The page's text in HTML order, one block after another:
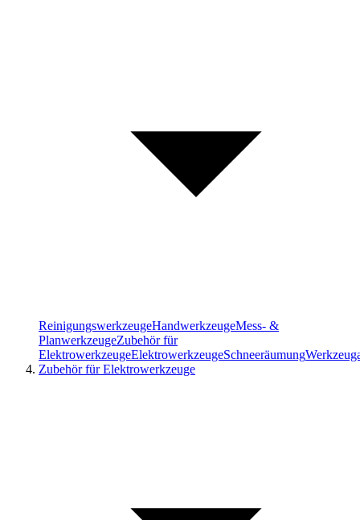
ReinigungswerkzeugeHandwerkzeugeMess- &
PlanwerkzeugeZubehör für
ElektrowerkzeugeElektrowerkzeugeSchneeräumung
Zubehör für Elektrowerkzeuge